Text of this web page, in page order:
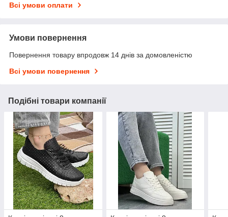
Всі умови оплати
Умови повернення
Повернення товару впродовж 14 днів за домовленістю
Всі умови повернення
Подібні товари компанії